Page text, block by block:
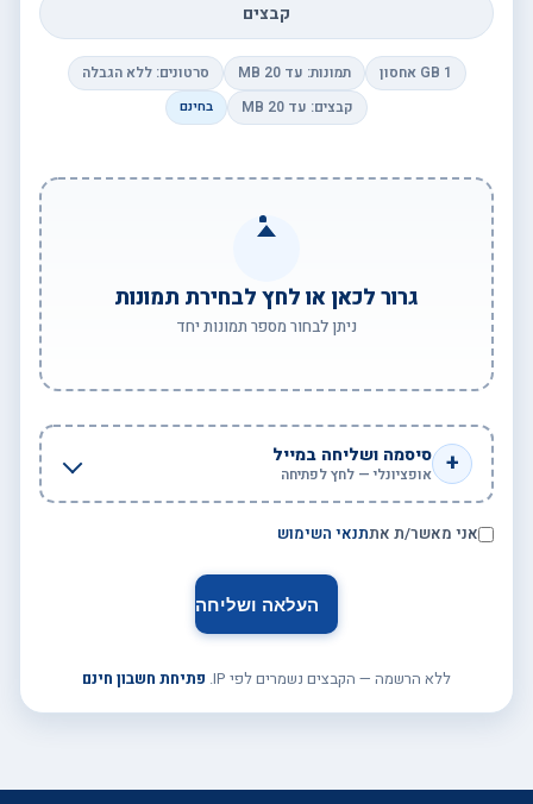
קבצים
1 GB אחסון תמונות: עד 20 MB
סרטונים: ללא הגבלה
קבצים: עד 20 MB
בחינם
גרור לכאן או לחץ לבחירת תמונות
ניתן לבחור מספר תמונות יחד
+ סיסמה ושליחה במייל
אופציונלי — לחץ לפתיחה
אני מאשר/ת אתתנאי השימוש
ללא הרשמה — הקבצים נשמרים לפי IP. פתיחת חשבון חינם